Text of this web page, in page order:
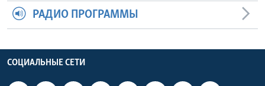
РАДИО ПРОГРАММЫ
СОЦИАЛЬНЫЕ СЕТИ